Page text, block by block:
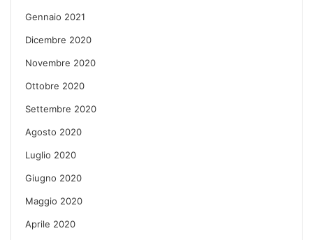
Gennaio 2021
Dicembre 2020
Novembre 2020
Ottobre 2020
Settembre 2020
Agosto 2020
Luglio 2020
Giugno 2020
Maggio 2020
Aprile 2020